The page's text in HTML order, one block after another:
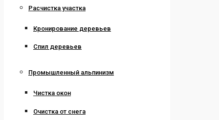
Расчистка участка
Кронирование деревьев
Спил деревьев
Промышленный альпинизм
Чистка окон
Очистка от снега